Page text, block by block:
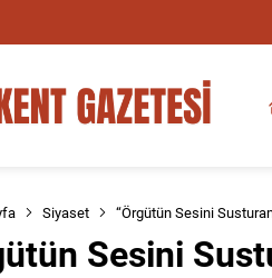
Siyaset “Örgütün Sesini
Sesini